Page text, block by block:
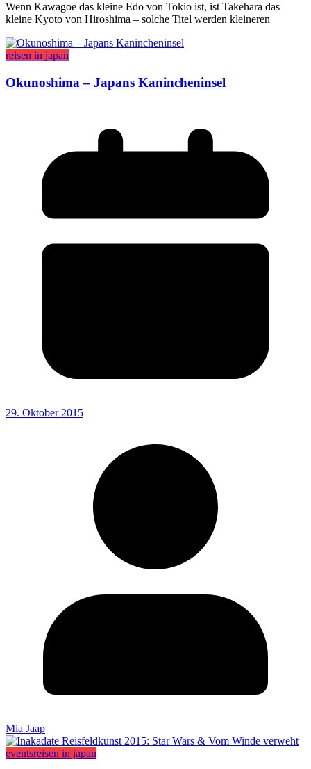
Wenn Kawagoe das kleine Edo von Tokio ist, ist Takehara das
kleine Kyoto von Hiroshima – solche Titel werden kleineren
reisen in japan
Okunoshima – Japans Kanincheninsel
29. Oktober 2015
Mia Jaap
eventsreisen in japan